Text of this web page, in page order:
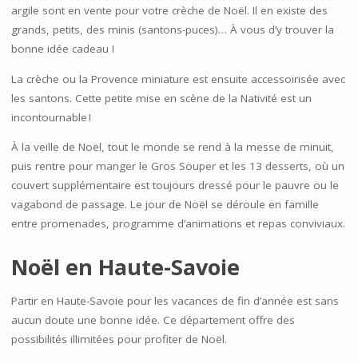
argile sont en vente pour votre crèche de Noël. Il en existe des
grands, petits, des minis (santons-puces)… À vous d’y trouver la
bonne idée cadeau !
La crèche ou la Provence miniature est ensuite accessoirisée avec
les santons. Cette petite mise en scène de la Nativité est un
incontournable !
À la veille de Noël, tout le monde se rend à la messe de minuit,
puis rentre pour manger le Gros Souper et les 13 desserts, où un
couvert supplémentaire est toujours dressé pour le pauvre ou le
vagabond de passage. Le jour de Noël se déroule en famille
entre promenades, programme d’animations et repas conviviaux.
Noël en Haute-Savoie
Partir en Haute-Savoie pour les vacances de fin d’année est sans
aucun doute une bonne idée. Ce département offre des
possibilités illimitées pour profiter de Noël.